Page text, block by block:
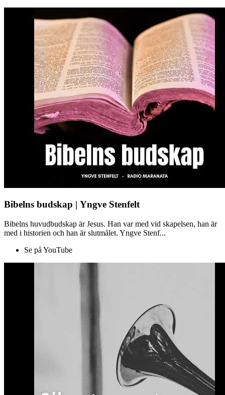
Bibelns budskap | Yngve Stenfelt
Bibelns huvudbudskap är Jesus. Han var med vid skapelsen, han är
med i historien och han är slutmålet. Yngve Stenf...
Se på YouTube